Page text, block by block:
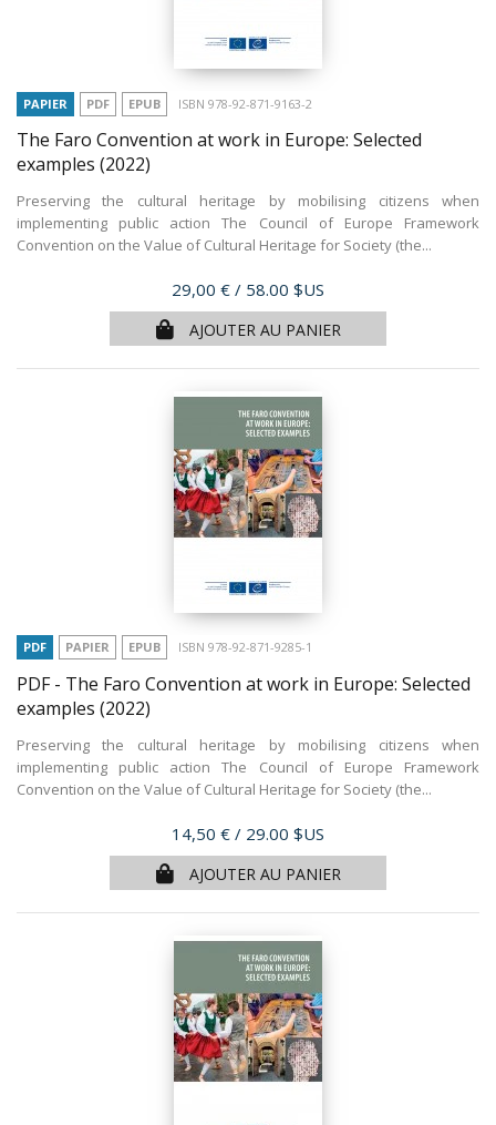
PAPIER PDF EPUB ISBN 978-92-871-9163-2
The Faro Convention at work in Europe: Selected
examples (2022)
Preserving the cultural heritage by mobilising citizens when
implementing public action The Council of Europe Framework
Convention on the Value of Cultural Heritage for Society (the...
Prix
29,00 € / 58.00 $US
AJOUTER AU PANIER
PDF PAPIER EPUB ISBN 978-92-871-9285-1
PDF - The Faro Convention at work in Europe: Selected
examples (2022)
Preserving the cultural heritage by mobilising citizens when
implementing public action The Council of Europe Framework
Convention on the Value of Cultural Heritage for Society (the...
Prix
14,50 € / 29.00 $US
AJOUTER AU PANIER